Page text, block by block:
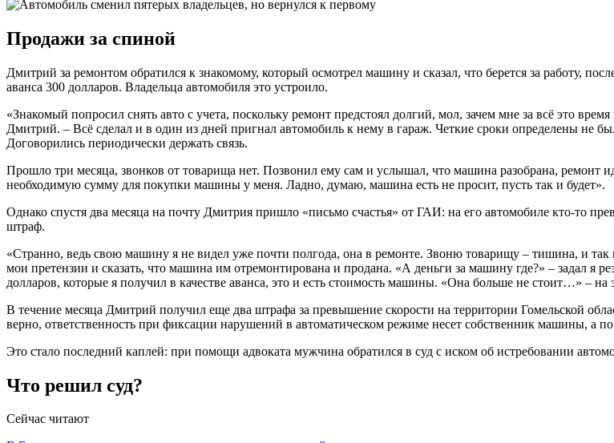
Продажи за спиной
Дмитрий за ремонтом обратился к знакомому, который осмотрел машину и сказал, что берется за работу,
аванса 300 долларов. Владельца автомобиля это устроило.
«Знакомый попросил снять авто с учета, поскольку ремонт предстоял долгий, мол, зачем мне за всё это
Дмитрий. – Всё сделал и в один из дней пригнал автомобиль к нему в гараж. Четкие сроки определены не
Договорились периодически держать связь.
Прошло три месяца, звонков от товарища нет. Позвонил ему сам и услышал, что машина разобрана, ремонт
необходимую сумму для покупки машины у меня. Ладно, думаю, машина есть не просит, пусть так и будет».
Однако спустя два месяца на почту Дмитрия пришло «письмо счастья» от ГАИ: на его автомобиле кто-то
штраф.
«Странно, ведь свою машину я не видел уже почти полгода, она в ремонте. Звоню товарищу – тишина, и так
мои претензии и сказать, что машина им отремонтирована и продана. «А деньги за машину где?» – задал я
долларов, которые я получил в качестве аванса, это и есть стоимость машины. «Она больше не стоит…» – на
В течение месяца Дмитрий получил еще два штрафа за превышение скорости на территории Гомельской
верно, ответственность при фиксации нарушений в автоматическом режиме несет собственник машины, а
Это стало последний каплей: при помощи адвоката мужчина обратился в суд с иском об истребовании
Что решил суд?
Сейчас читают